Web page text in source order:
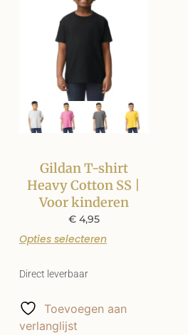
Gildan T-shirt
Heavy Cotton SS |
Voor kinderen
€4,95
Opties selecteren
Direct leverbaar
Toevoegen aan
verlanglijst